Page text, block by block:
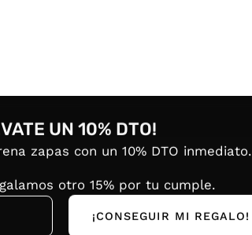
UN 10% DTO!
zapas con un 10% DTO inmediato.
otro 15% por tu cumple.
¡CONSEGUIR MI REGALO!